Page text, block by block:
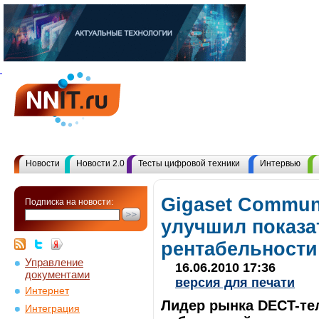
Новости Новости 2.0 Тесты цифровой техники Интервью
Подписка на новости:
Управление
документами
Интернет
Интеграция
Gigaset
улучшил
рентабельности
16.06.2010 17:36
версия для печати
Лидер рынка DECT-